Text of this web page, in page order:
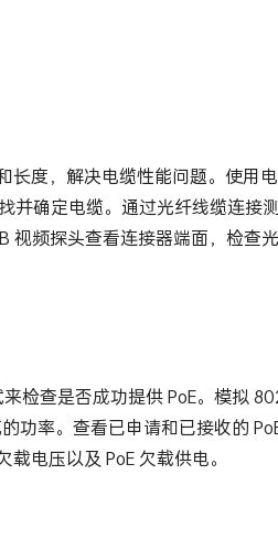
长度，解决电缆性能问题。使用
并确定电缆。通过光纤线缆连接
视频探头查看连接器端面，检查
检查是否成功提供 PoE。模拟
功率。查看已申请和已接收的
载电压以及 PoE 欠载供电。